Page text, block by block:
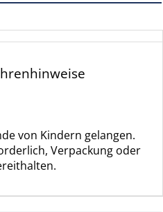
von Kindern gelangen.
Verpackung oder